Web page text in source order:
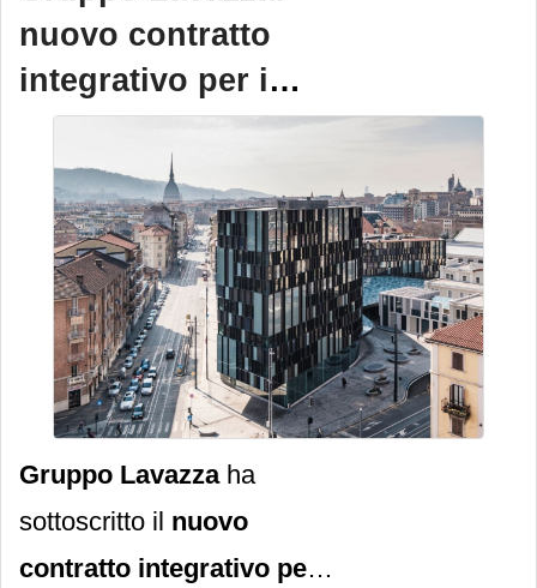
aziendale.
nuovo contratto
integrativo per i
1.200 collaboratori
del Centro
Direzionale
Gruppo Lavazzaha
sottoscritto il nuovo
contratto integrativo per il